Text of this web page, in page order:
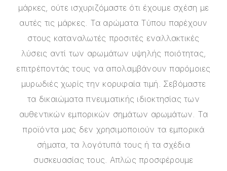
μάρκες, ούτε ισχυριζόμαστε ότι έχουμε σχέση με
αυτές τις μάρκες. Τα αρώματα Τύπου παρέχουν
στους καταναλωτές προσιτές εναλλακτικές
λύσεις αντί των αρωμάτων υψηλής ποιότητας,
επιτρέποντάς τους να απολαμβάνουν παρόμοιες
μυρωδιές χωρίς την κορυφαία τιμή. Σεβόμαστε
τα δικαιώματα πνευματικής ιδιοκτησίας των
αυθεντικών εμπορικών σημάτων αρωμάτων. Τα
προϊόντα μας δεν χρησιμοποιούν τα εμπορικά
σήματα, τα λογότυπά τους ή τα σχέδια
συσκευασίας τους. Απλώς προσφέρουμε